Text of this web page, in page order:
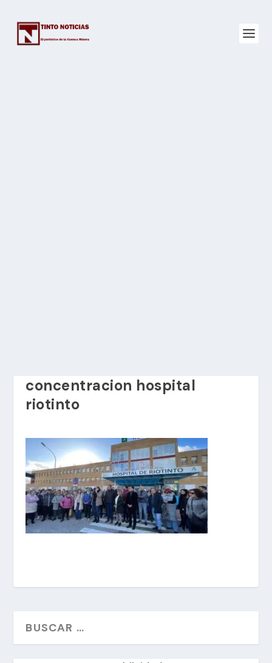
concentracion hospital
riotinto